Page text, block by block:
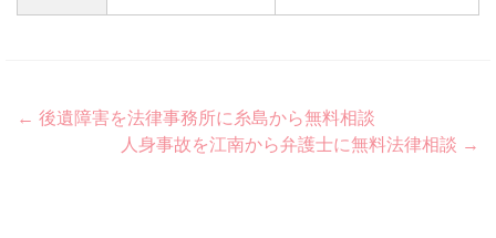
Post
navigation
← 後遺障害を法律事務所に糸島から無料相談
人身事故を江南から弁護士に無料法律相談 →